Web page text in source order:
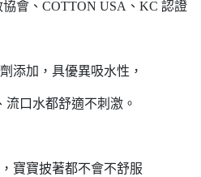
會、COTTON USA、KC 認證
添加，具優異吸水性，
流口水都舒適不刺激。
寶寶披著都不會不舒服